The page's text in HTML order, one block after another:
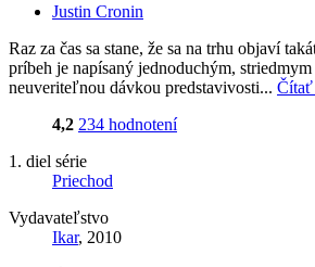
Justin Cronin
Raz za čas sa stane, že sa na trhu objaví
príbeh je napísaný jednoduchým,
neuveriteľnou dávkou predstavivosti... Čítať
4,2 234 hodnotení
1. diel série
Priechod
Vydavateľstvo
Ikar, 2010